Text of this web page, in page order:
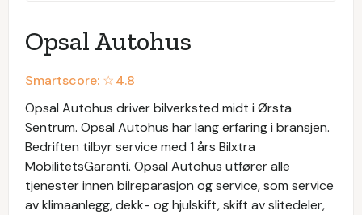
Opsal Autohus
Smartscore: ☆4.8
Opsal Autohus driver bilverksted midt i Ørsta
Sentrum. Opsal Autohus har lang erfaring i bransjen.
Bedriften tilbyr service med 1 års Bilxtra
MobilitetsGaranti. Opsal Autohus utfører alle
tjenester innen bilreparasjon og service, som service
av klimaanlegg, dekk- og hjulskift, skift av slitedeler,